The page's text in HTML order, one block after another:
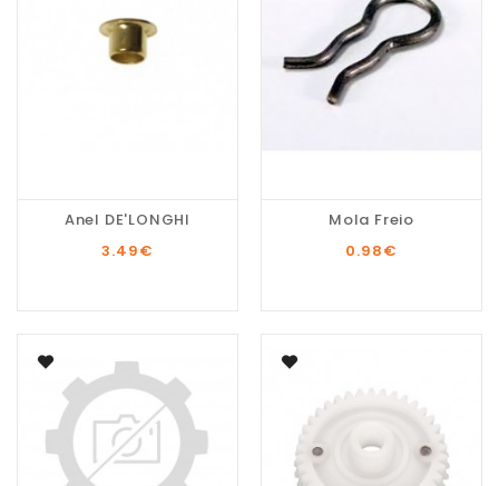
Anel DE'LONGHI
3.49€
Mola Freio
0.98€